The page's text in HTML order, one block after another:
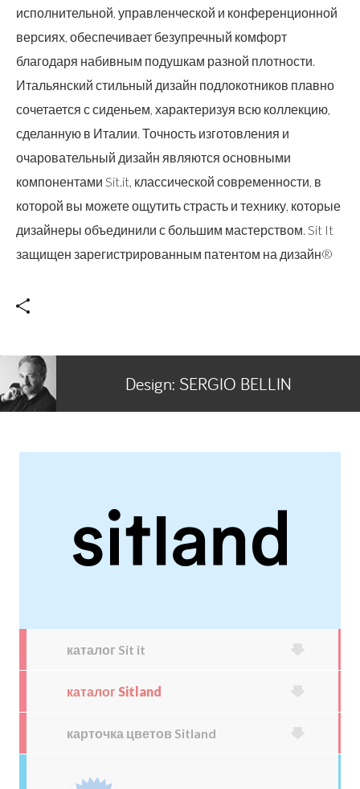
исполнительной, управленческой и конференционной
версиях, обеспечивает безупречный комфорт
благодаря набивным подушкам разной плотности.
Итальянский стильный дизайн подлокотников плавно
сочетается с сиденьем, характеризуя всю коллекцию,
сделанную в Италии. Точность изготовления и
очаровательный дизайн являются основными
компонентами Sit.it, классической современности, в
которой вы можете ощутить страсть и технику, которые
дизайнеры объединили с большим мастерством. Sit It
защищен зарегистрированным патентом на дизайн®
Design: SERGIO BELLIN
каталог Sit it
каталог Sitland
карточка цветов Sitland